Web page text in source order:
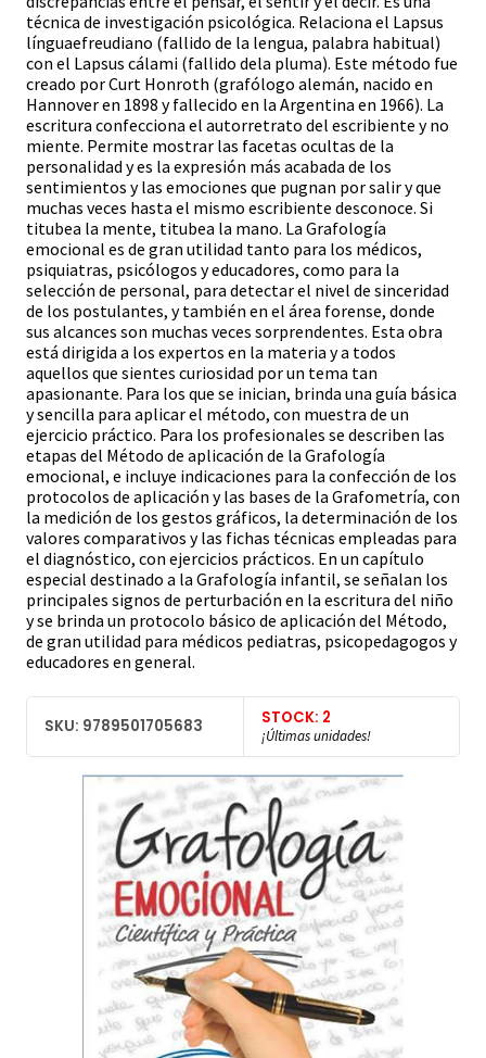
técnica de investigación psicológica. Relaciona el Lapsus
línguaefreudiano (fallido de la lengua, palabra habitual)
con el Lapsus cálami (fallido dela pluma). Este método fue
creado por Curt Honroth (grafólogo alemán, nacido en
Hannover en 1898 y fallecido en la Argentina en 1966). La
escritura confecciona el autorretrato del escribiente y no
miente. Permite mostrar las facetas ocultas de la
personalidad y es la expresión más acabada de los
sentimientos y las emociones que pugnan por salir y que
muchas veces hasta el mismo escribiente desconoce. Si
titubea la mente, titubea la mano. La Grafología
emocional es de gran utilidad tanto para los médicos,
psiquiatras, psicólogos y educadores, como para la
selección de personal, para detectar el nivel de sinceridad
de los postulantes, y también en el área forense, donde
sus alcances son muchas veces sorprendentes. Esta obra
está dirigida a los expertos en la materia y a todos
aquellos que sientes curiosidad por un tema tan
apasionante. Para los que se inician, brinda una guía básica
y sencilla para aplicar el método, con muestra de un
ejercicio práctico. Para los profesionales se describen las
etapas del Método de aplicación de la Grafología
emocional, e incluye indicaciones para la confección de los
protocolos de aplicación y las bases de la Grafometría, con
la medición de los gestos gráficos, la determinación de los
valores comparativos y las fichas técnicas empleadas para
el diagnóstico, con ejercicios prácticos. En un capítulo
especial destinado a la Grafología infantil, se señalan los
principales signos de perturbación en la escritura del niño
y se brinda un protocolo básico de aplicación del Método,
de gran utilidad para médicos pediatras, psicopedagogos y
educadores en general.
SKU: 9789501705683 STOCK: 2
¡Últimas unidades!